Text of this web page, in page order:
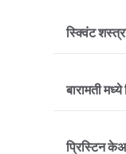
नाही,
जाते,
थोडे
स्क्विंट
सामान्यतः,
आठवडे
त्यांच्या
बारामती
बारामती
प्रिस्टिन